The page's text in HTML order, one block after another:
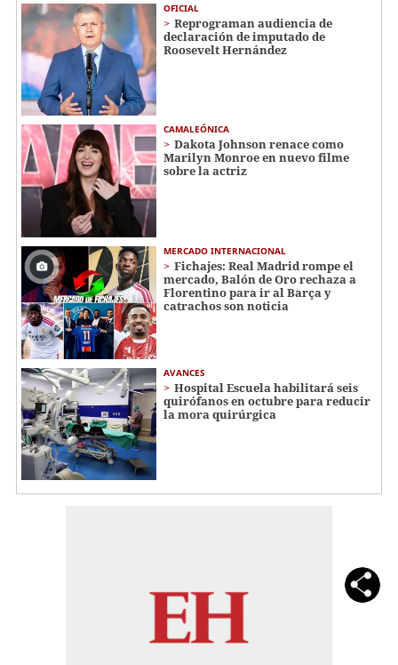
OFICIAL
Reprograman audiencia de
declaración de imputado de
Roosevelt Hernández
CAMALEÓNICA
Dakota Johnson renace como
Marilyn Monroe en nuevo filme
sobre la actriz
MERCADO INTERNACIONAL
Fichajes: Real Madrid rompe el
mercado, Balón de Oro rechaza a
Florentino para ir al Barça y
catrachos son noticia
AVANCES
Hospital Escuela habilitará seis
quirófanos en octubre para reducir
la mora quirúrgica